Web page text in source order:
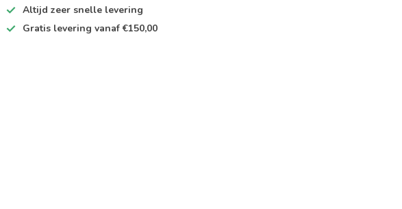
Altijdzeer snelle levering
Gratis levering vanaf €150,00